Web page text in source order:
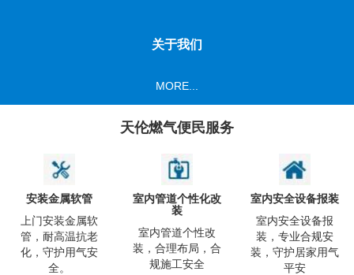
关于我们
MORE...
天伦燃气便民服务
安装金属软管
上门安装金属软
管，耐高温抗老
化，守护用气安
全。
室内管道个性化改
装
室内管道个性改
装，合理布局，合
规施工安全
室内安全设备报装
室内安全设备报
装，专业合规安
装，守护居家用气
平安